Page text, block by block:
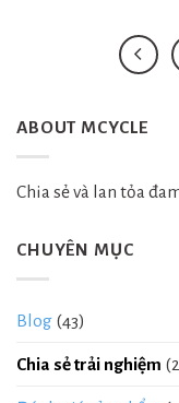
ABOUT MCYCLE
Chia sẻ và lan tỏa
CHUYÊN MỤC
Blog (43)
Chia sẻ trải nghiệm